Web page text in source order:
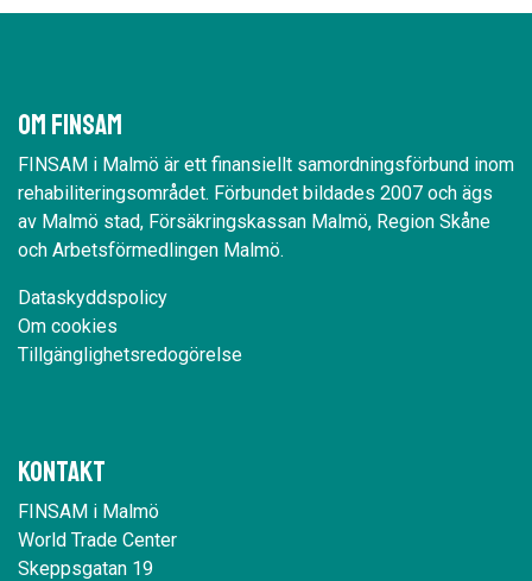
Om Finsam
FINSAM i Malmö är ett finansiellt samordningsförbund inom
rehabiliteringsområdet. Förbundet bildades 2007 och ägs
av Malmö stad, Försäkringskassan Malmö, Region Skåne
och Arbetsförmedlingen Malmö.
Dataskyddspolicy
Om cookies
Tillgänglighetsredogörelse
Kontakt
FINSAM i Malmö
World Trade Center
Skeppsgatan 19